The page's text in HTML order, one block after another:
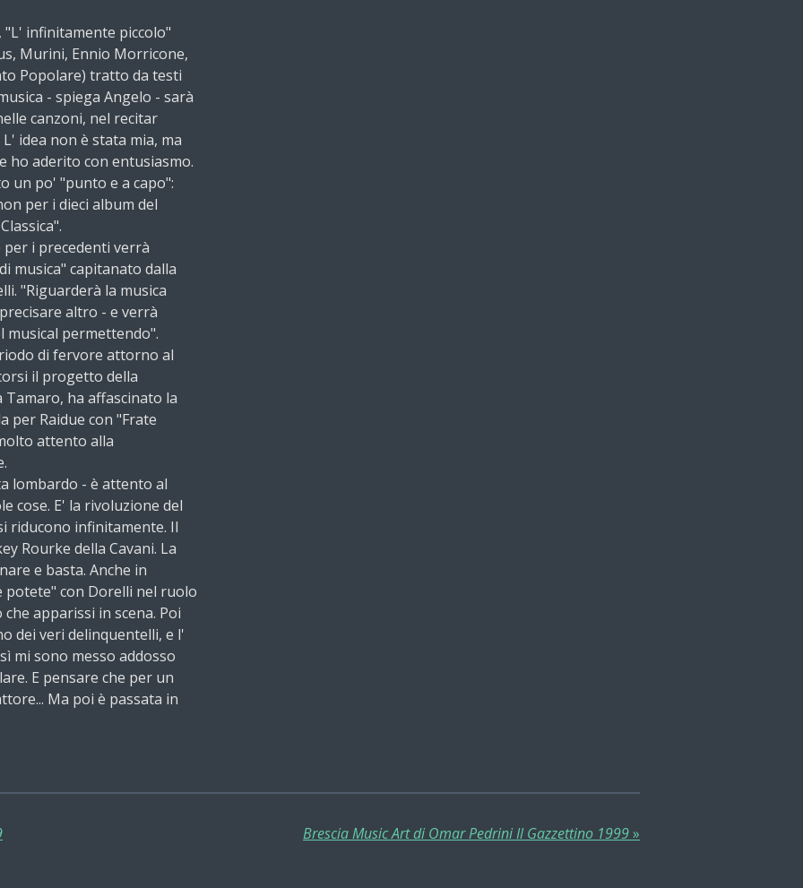
"L' infinitamente piccolo"
Murini, Ennio Morricone,
Popolare) tratto da testi
- spiega Angelo - sarà
canzoni, nel recitar
idea non è stata mia, ma
ho aderito con entusiasmo.
un po' "punto e a capo":
per i dieci album del
per i precedenti verrà
musica" capitanato dalla
"Riguarderà la musica
altro - e verrà
permettendo".
di fervore attorno al
il progetto della
Tamaro, ha affascinato la
per Raidue con "Frate
attento alla
lombardo - è attento al
cose. E' la rivoluzione del
riducono infinitamente. Il
Rourke della Cavani. La
e basta. Anche in
potete" con Dorelli nel ruolo
apparissi in scena. Poi
dei veri delinquentelli, e l'
mi sono messo addosso
E pensare che per un
Ma poi è passata in
Brescia Music Art di Omar Pedrini Il Gazzettino 1999»